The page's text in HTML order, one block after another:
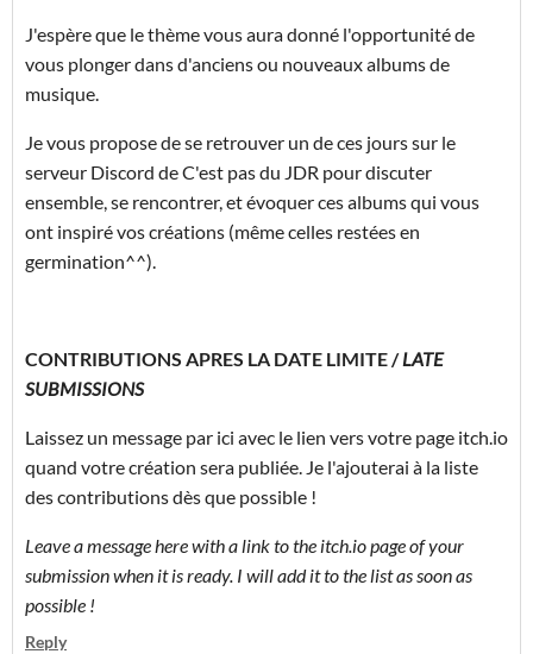
J'espère que le thème vous aura donné l'opportunité de
vous plonger dans d'anciens ou nouveaux albums de
musique.
Je vous propose de se retrouver un de ces jours sur le
serveur Discord de C'est pas du JDR pour discuter
ensemble, se rencontrer, et évoquer ces albums qui vous
ont inspiré vos créations (même celles restées en
germination^^).
CONTRIBUTIONS APRES LA DATE LIMITE /LATE
SUBMISSIONS
Laissez un message par ici avec le lien vers votre page itch.io
quand votre création sera publiée. Je l'ajouterai à la liste
des contributions dès que possible !
Leave a message here with a link to the itch.io page of your
submission when it is ready. I will add it to the list as soon as
possible !
Reply